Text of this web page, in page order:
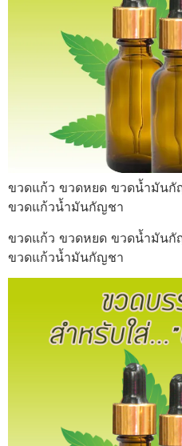
ขวดแก้ว ขวดหยด ขวดน้ำมัน
ขวดแก้วน้ำมันกัญชา
ขวดแก้ว ขวดหยด ขวดน้ำมัน
ขวดแก้วน้ำมันกัญชา